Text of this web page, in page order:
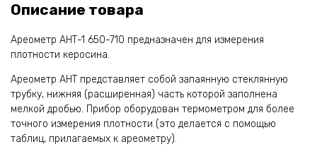
Описание товара
Ареометр АНТ-1 650-710 предназначен для измерения
плотности керосина.
Ареометр АНТ представляет собой запаянную стеклянную
трубку, нижняя (расширенная) часть которой заполнена
мелкой дробью. Прибор оборудован термометром для более
точного измерения плотности (это делается с помощью
таблиц, прилагаемых к ареометру).